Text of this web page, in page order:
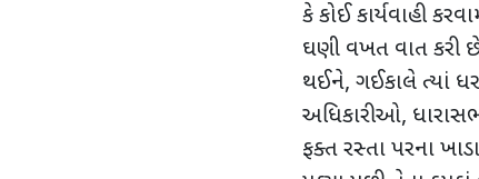
કે કોઈ કાર્યવાહી
ઘણી વખત વાત કરી
થઈને, ગઈકાલે ત્યાં
અધિકારીઓ,
ફક્ત રસ્તા પરના